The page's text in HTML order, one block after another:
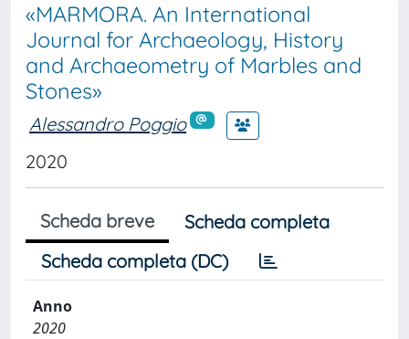
«MARMORA. An International
Journal for Archaeology, History
and Archaeometry of Marbles and
Stones»
Alessandro Poggio
2020
Scheda breve
Scheda completa
Scheda completa (DC)
Anno
2020